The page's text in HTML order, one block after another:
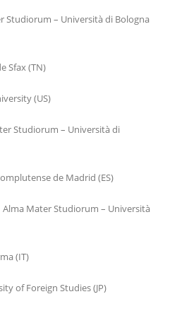
Studiorum – Università di Bologna
Sfax (TN)
(US)
Studiorum – Università di
de Madrid (ES)
Alma Mater Studiorum – Università
(IT)
of Foreign Studies (JP)